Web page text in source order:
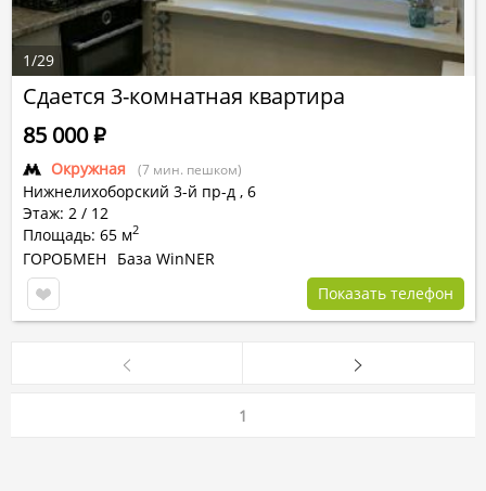
Сдается 3-комнатная квартира
Окружная (7 мин. пешком)
Нижнелихоборский 3-й пр-д , 6
Этаж: 2 / 12
Площадь: 65 м2
85 000Р
ГОРОБМЕН
База WinNER
Показать телефон
1/29
1